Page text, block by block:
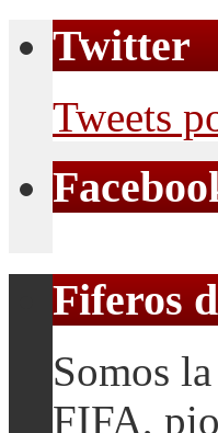
Twitter
Tweets
Fiferos
Somos
FIFA,